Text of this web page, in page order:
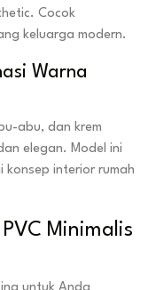
Cocok
keluarga modern.
Warna
abu, dan krem
elegan. Model ini
interior rumah
Minimalis